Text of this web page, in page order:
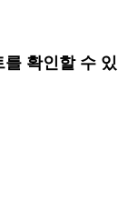
확인할 수 있